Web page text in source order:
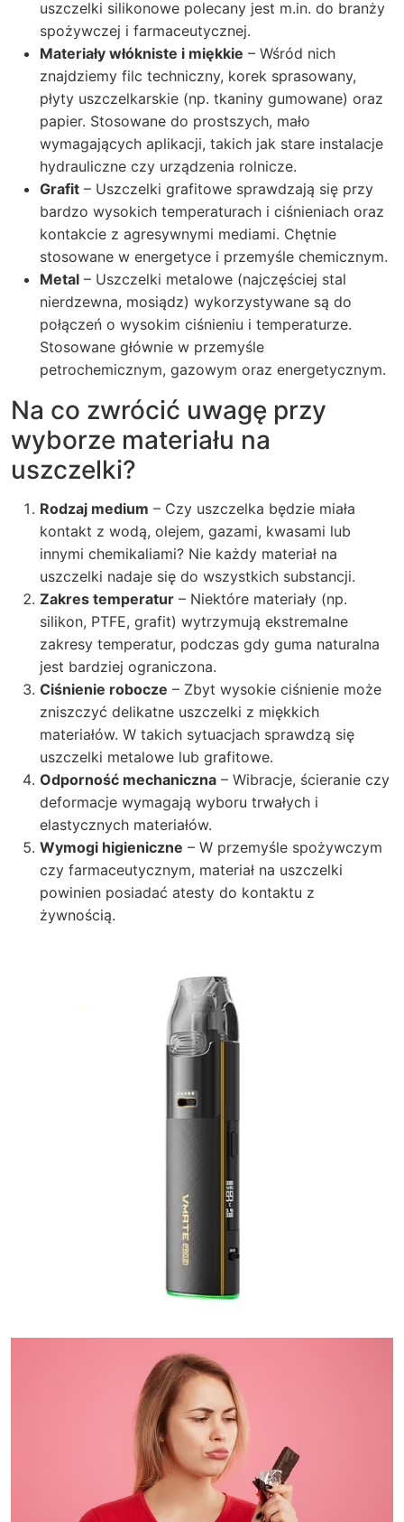
uszczelki silikonowe polecany jest m.in. do branży
spożywczej i farmaceutycznej.
Materiały włókniste i miękkie – Wśród nich
znajdziemy filc techniczny, korek sprasowany,
płyty uszczelkarskie (np. tkaniny gumowane) oraz
papier. Stosowane do prostszych, mało
wymagających aplikacji, takich jak stare instalacje
hydrauliczne czy urządzenia rolnicze.
Grafit – Uszczelki grafitowe sprawdzają się przy
bardzo wysokich temperaturach i ciśnieniach oraz
kontakcie z agresywnymi mediami. Chętnie
stosowane w energetyce i przemyśle chemicznym.
Metal – Uszczelki metalowe (najczęściej stal
nierdzewna, mosiądz) wykorzystywane są do
połączeń o wysokim ciśnieniu i temperaturze.
Stosowane głównie w przemyśle
petrochemicznym, gazowym oraz energetycznym.
Na co zwrócić uwagę przy
wyborze materiału na
uszczelki?
Rodzaj medium – Czy uszczelka będzie miała
kontakt z wodą, olejem, gazami, kwasami lub
innymi chemikaliami? Nie każdy materiał na
uszczelki nadaje się do wszystkich substancji.
Zakres temperatur – Niektóre materiały (np.
silikon, PTFE, grafit) wytrzymują ekstremalne
zakresy temperatur, podczas gdy guma naturalna
jest bardziej ograniczona.
Ciśnienie robocze – Zbyt wysokie ciśnienie może
zniszczyć delikatne uszczelki z miękkich
materiałów. W takich sytuacjach sprawdzą się
uszczelki metalowe lub grafitowe.
Odporność mechaniczna – Wibracje, ścieranie czy
deformacje wymagają wyboru trwałych i
elastycznych materiałów.
Wymogi higieniczne – W przemyśle spożywczym
czy farmaceutycznym, materiał na uszczelki
powinien posiadać atesty do kontaktu z
żywnością.